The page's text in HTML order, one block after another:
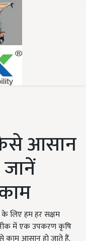
आसान
जानें
लिए हम हर सक्षम
में एक उपकरण कृषि